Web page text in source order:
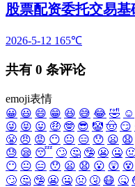
股票配资委托交易基
2026-5-12 165℃
共有 0 条评论
emoji表情
😀 😃 😄 😁 😆 😅 😂 🤣 ☺️
😜 😝 😛 🤑 🤓 😎 🤡 🤠 😏
😤 😠 😡 😶 😐 😑 😯 😦 😧
😓 😪 😴 🙄 🤔 🤥 😬 🤐
😶 😐 😑 😯 😦 😧 😮 😲 😵
🙄 🤔 🤥 😬 🤐 🤢 🤧 😷 🤒